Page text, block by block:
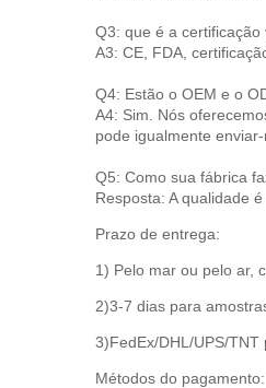
Q3: que é a certificação
A3: CE, FDA,
Q4: Estão o OEM e o
A4: Sim. Nós
pode igualmente
Q5: Como sua fábrica
Resposta: A qualidade
Prazo de entrega:
1) Pelo mar ou pelo ar,
2)3-7 dias para
3)FedEx/DHL/UPS/TNT
Métodos do pagamento: